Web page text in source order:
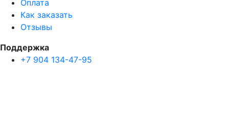
Оплата
Как заказать
Отзывы
Поддержка
+7 904 134-47-95